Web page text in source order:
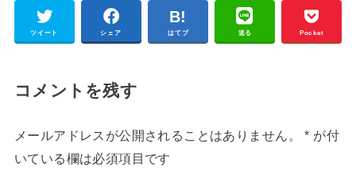
ツイート シェア はてブ 送る Pocket
コメントを残す
メールアドレスが公開されることはありません。 * が付
いている欄は必須項目です